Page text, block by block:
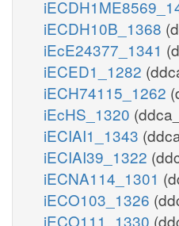
iECDH10B_1368
iEcE24377_1341
iECED1_1282
iECH74115_1262
iEcHS_1320
iECIAI1_1343
iECIAI39_1322
iECNA114_1301
iECO103_1326
iECO111_1330